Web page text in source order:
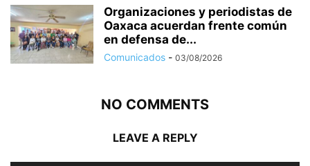
Organizaciones y periodistas de
Oaxaca acuerdan frente común
en defensa de...
Comunicados - 03/08/2026
NO COMMENTS
LEAVE A REPLY